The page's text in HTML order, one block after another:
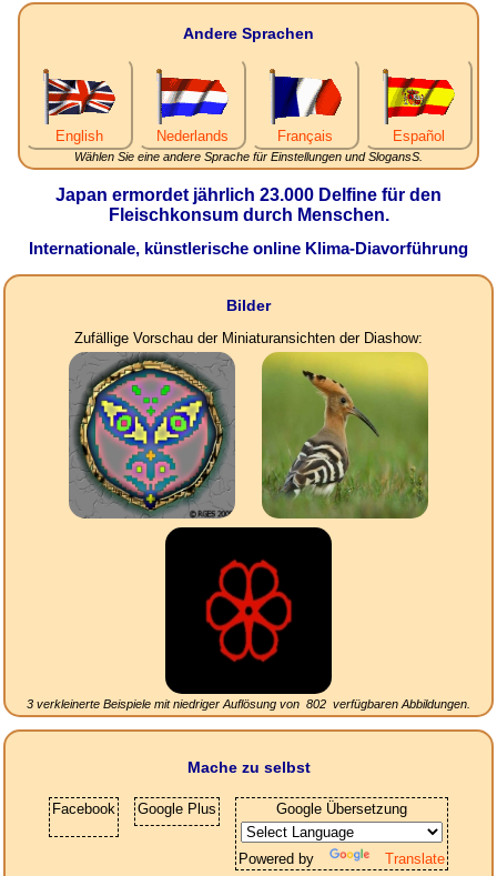
Andere Sprachen
English Nederlands Français Español
Wählen Sie eine andere Sprache für Einstellungen und SlogansS.
Japan ermordet jährlich 23.000 Delfine für den
Fleischkonsum durch Menschen.
Internationale, künstlerische online Klima-Diavorführung
Bilder
Zufällige Vorschau der Miniaturansichten der Diashow:
3 verkleinerte Beispiele mit niedriger Auflösung von 802 verfügbaren Abbildungen.
Mache zu selbst
Facebook Google Plus Google Übersetzung
Powered by Translate